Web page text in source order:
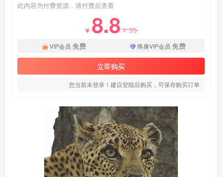
此内容为付费资源，请付费后查看
￥ 8.8￥35
VIP会员 免费 终身VIP会员 免费
立即购买
您当前未登录！建议登陆后购买，可保存购买订单